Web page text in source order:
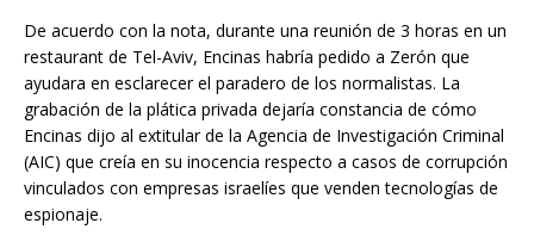
De acuerdo con la nota, durante una reunión de 3 horas en un
restaurant de Tel-Aviv, Encinas habría pedido a Zerón que
ayudara en esclarecer el paradero de los normalistas. La
grabación de la plática privada dejaría constancia de cómo
Encinas dijo al extitular de la Agencia de Investigación Criminal
(AIC) que creía en su inocencia respecto a casos de corrupción
vinculados con empresas israelíes que venden tecnologías de
espionaje.